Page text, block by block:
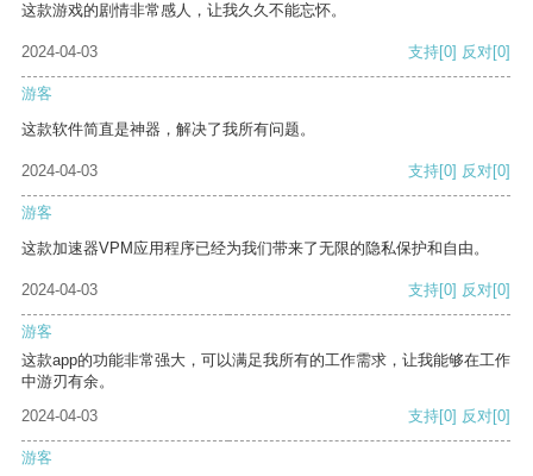
这款游戏的剧情非常感人，让我久久不能忘怀。
2024-04-03 支持[0] 反对[0]
游客
这款软件简直是神器，解决了我所有问题。
2024-04-03 支持[0] 反对[0]
游客
这款加速器VPM应用程序已经为我们带来了无限的隐私保护和自由。
2024-04-03 支持[0] 反对[0]
游客
这款app的功能非常强大，可以满足我所有的工作需求，让我能够在工作
中游刃有余。
2024-04-03
支持[0] 反对[0]
游客